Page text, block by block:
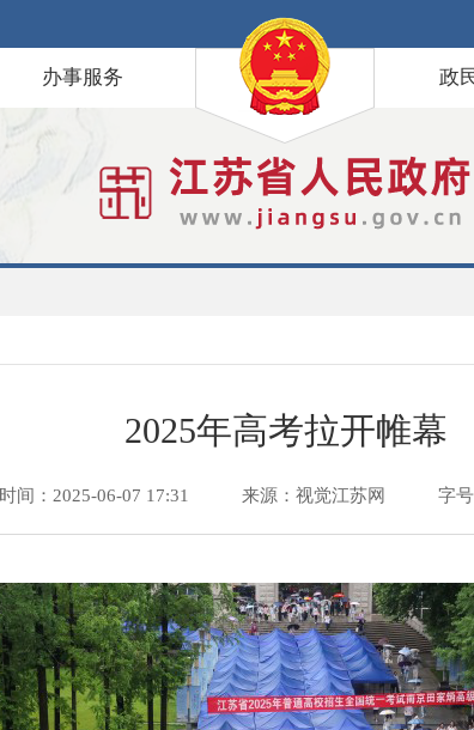
办事服务 政
2025年高考拉开帷幕
时间：2025-06-07 17:31 来源：视觉江苏网 字号